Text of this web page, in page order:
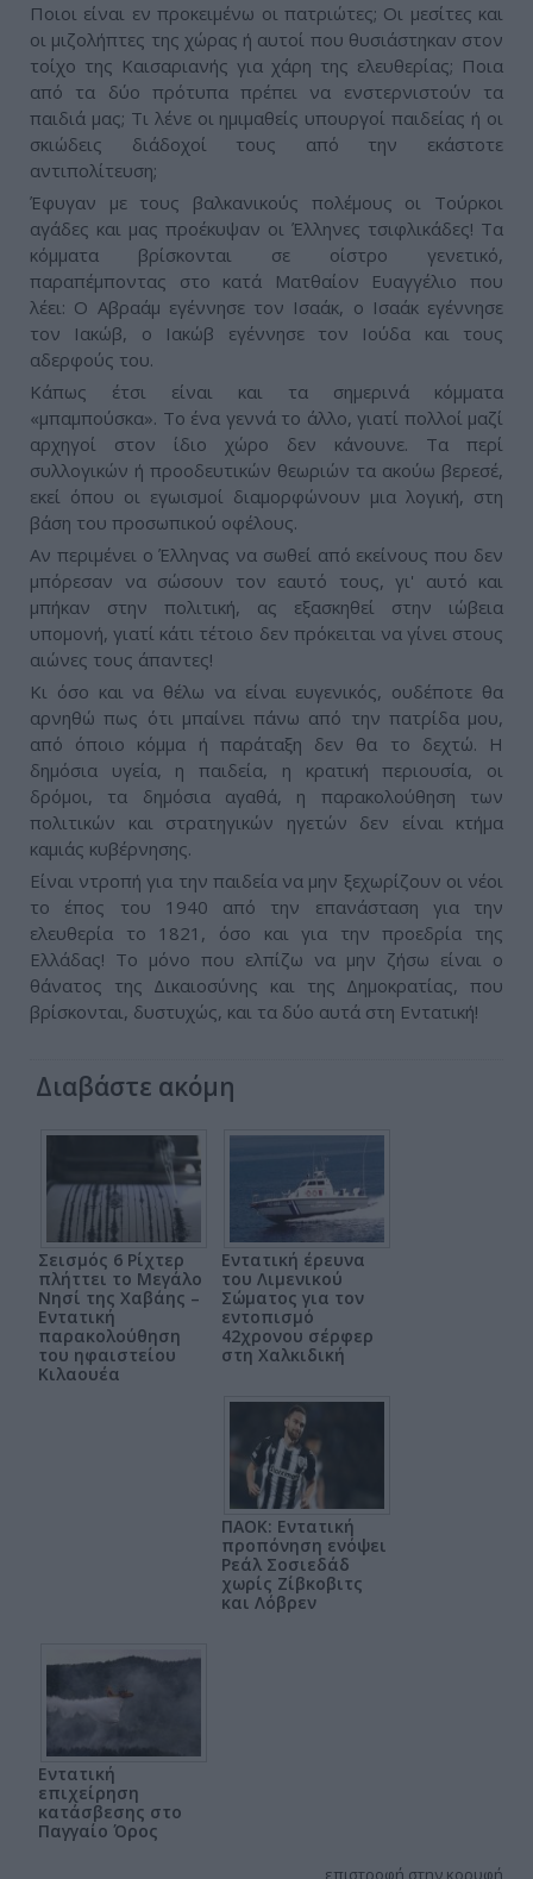
Ποιοι είναι εν προκειμένω οι πατριώτες; Οι μεσίτες και
οι μιζολήπτες της χώρας ή αυτοί που θυσιάστηκαν στον
τοίχο της Καισαριανής για χάρη της ελευθερίας; Ποια
από τα δύο πρότυπα πρέπει να ενστερνιστούν τα
παιδιά μας; Τι λένε οι ημιμαθείς υπουργοί παιδείας ή οι
σκιώδεις διάδοχοί τους από την εκάστοτε
αντιπολίτευση;
Έφυγαν με τους βαλκανικούς πολέμους οι Τούρκοι
αγάδες και μας προέκυψαν οι Έλληνες τσιφλικάδες! Τα
κόμματα βρίσκονται σε οίστρο γενετικό,
παραπέμποντας στο κατά Ματθαίον Ευαγγέλιο που
λέει: Ο Αβραάμ εγέννησε τον Ισαάκ, ο Ισαάκ εγέννησε
τον Ιακώβ, ο Ιακώβ εγέννησε τον Ιούδα και τους
αδερφούς του.
Κάπως έτσι είναι και τα σημερινά κόμματα
«μπαμπούσκα». Το ένα γεννά το άλλο, γιατί πολλοί μαζί
αρχηγοί στον ίδιο χώρο δεν κάνουνε. Τα περί
συλλογικών ή προοδευτικών θεωριών τα ακούω βερεσέ,
εκεί όπου οι εγωισμοί διαμορφώνουν μια λογική, στη
βάση του προσωπικού οφέλους.
Αν περιμένει ο Έλληνας να σωθεί από εκείνους που δεν
μπόρεσαν να σώσουν τον εαυτό τους, γι' αυτό και
μπήκαν στην πολιτική, ας εξασκηθεί στην ιώβεια
υπομονή, γιατί κάτι τέτοιο δεν πρόκειται να γίνει στους
αιώνες τους άπαντες!
Κι όσο και να θέλω να είναι ευγενικός, ουδέποτε θα
αρνηθώ πως ότι μπαίνει πάνω από την πατρίδα μου,
από όποιο κόμμα ή παράταξη δεν θα το δεχτώ. Η
δημόσια υγεία, η παιδεία, η κρατική περιουσία, οι
δρόμοι, τα δημόσια αγαθά, η παρακολούθηση των
πολιτικών και στρατηγικών ηγετών δεν είναι κτήμα
καμιάς κυβέρνησης.
Είναι ντροπή για την παιδεία να μην ξεχωρίζουν οι νέοι
το έπος του 1940 από την επανάσταση για την
ελευθερία το 1821, όσο και για την προεδρία της
Ελλάδας! Το μόνο που ελπίζω να μην ζήσω είναι ο
θάνατος της Δικαιοσύνης και της Δημοκρατίας, που
βρίσκονται, δυστυχώς, και τα δύο αυτά στη Εντατική!
Διαβάστε ακόμη
Σεισμός 6 Ρίχτερ
πλήττει το Μεγάλο
Νησί της Χαβάης –
Εντατική
παρακολούθηση
του ηφαιστείου
Κιλαουέα
Εντατική έρευνα
του Λιμενικού
Σώματος για τον
εντοπισμό
42χρονου σέρφερ
στη Χαλκιδική
ΠΑΟΚ: Εντατική
προπόνηση ενόψει
Ρεάλ Σοσιεδάδ
χωρίς Ζίβκοβιτς
και Λόβρεν
Εντατική
επιχείρηση
κατάσβεσης στο
Παγγαίο Όρος
επιστροφή στην κορυφή